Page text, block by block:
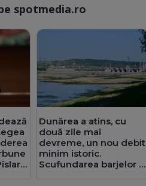
spotmedia.ro
Dunărea a atins, cu
două zile mai
devreme, un nou debit
minim istoric.
Scufundarea barjelor e